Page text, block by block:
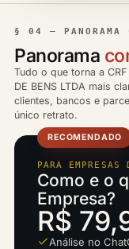
§ 04 — PANORAMA
Panorama
Tudo o que torna a CRF
DE BENS LTDA mais
clientes, bancos e
único retrato.
RECOMENDADO
PARA
Como e o
Empresa?
R$
Análise no